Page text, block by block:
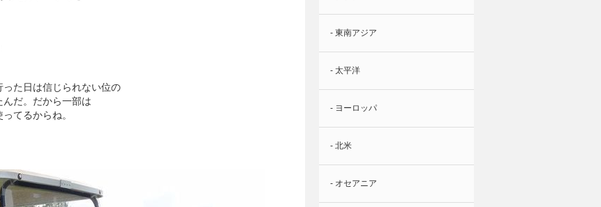
た日は信じられない位の
だ。だから一部は
てるからね。
- 東南アジア
- 太平洋
- ヨーロッパ
- 北米
- オセアニア